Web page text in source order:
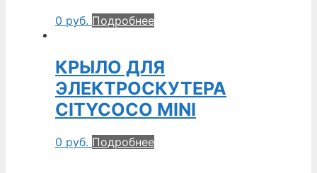
0 руб. Подробнее
КРЫЛО ДЛЯ
ЭЛЕКТРОСКУТЕРА
CITYCOCO MINI
0 руб. Подробнее